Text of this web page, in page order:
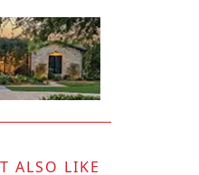
ALSO LIKE